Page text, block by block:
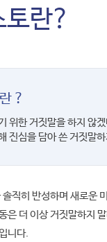
토란?
?
위한 거짓말을 하지 않
진심을 담아 쓴 거짓말
직히 반성하며 새로운
은 더 이상 거짓말하지
니다.